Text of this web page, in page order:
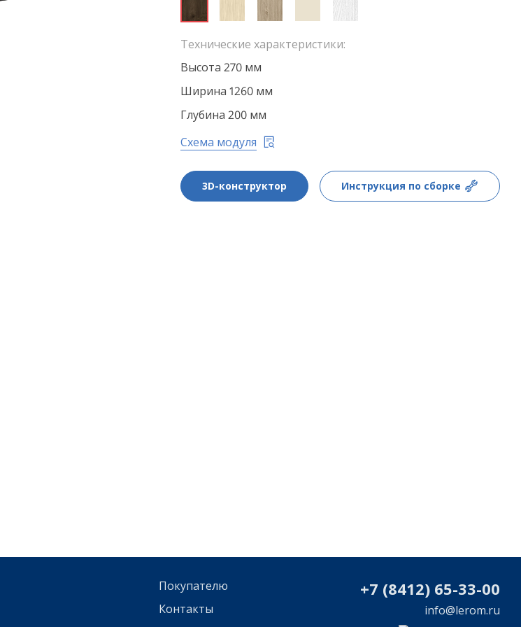
Технические характеристики:
Высота 270 мм
Ширина 1260 мм
Глубина 200 мм
Схема модуля
3D-конструктор Инструкция по сборке
Покупателю
Контакты
+7 (8412) 65-33-00
info@lerom.ru